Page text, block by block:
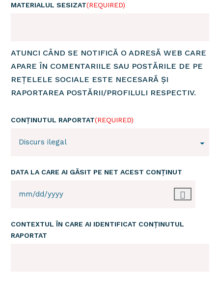
MATERIALUL SESIZAT(REQUIRED)
ATUNCI CÂND SE NOTIFICĂ O ADRESĂ WEB CARE
APARE ÎN COMENTARIILE SAU POSTĂRILE DE PE
REȚELELE SOCIALE ESTE NECESARĂ ȘI
RAPORTAREA POSTĂRII/PROFILULI RESPECTIV.
CONȚINUTUL RAPORTAT(REQUIRED)
DATA LA CARE AI GĂSIT PE NET ACEST CONȚINUT
CONTEXTUL ÎN CARE AI IDENTIFICAT CONȚINUTUL
RAPORTAT